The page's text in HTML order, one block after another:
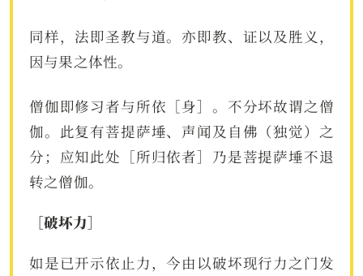
同样，法即圣教与道。亦即教、证以及胜义，
因与果之体性。
僧伽即修习者与所依［身］。不分坏故谓之僧
伽。此复有菩提萨埵、声闻及自佛（独觉）之
分；应知此处［所归依者］乃是菩提萨埵不退
转之僧伽。
［破坏力］
如是已开示依止力，今由以破坏现行力之门发